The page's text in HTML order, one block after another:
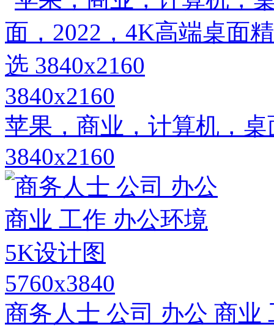
3840x2160
苹果，商业，计算机，
3840x2160
5760x3840
商务人士 公司 办公 商业